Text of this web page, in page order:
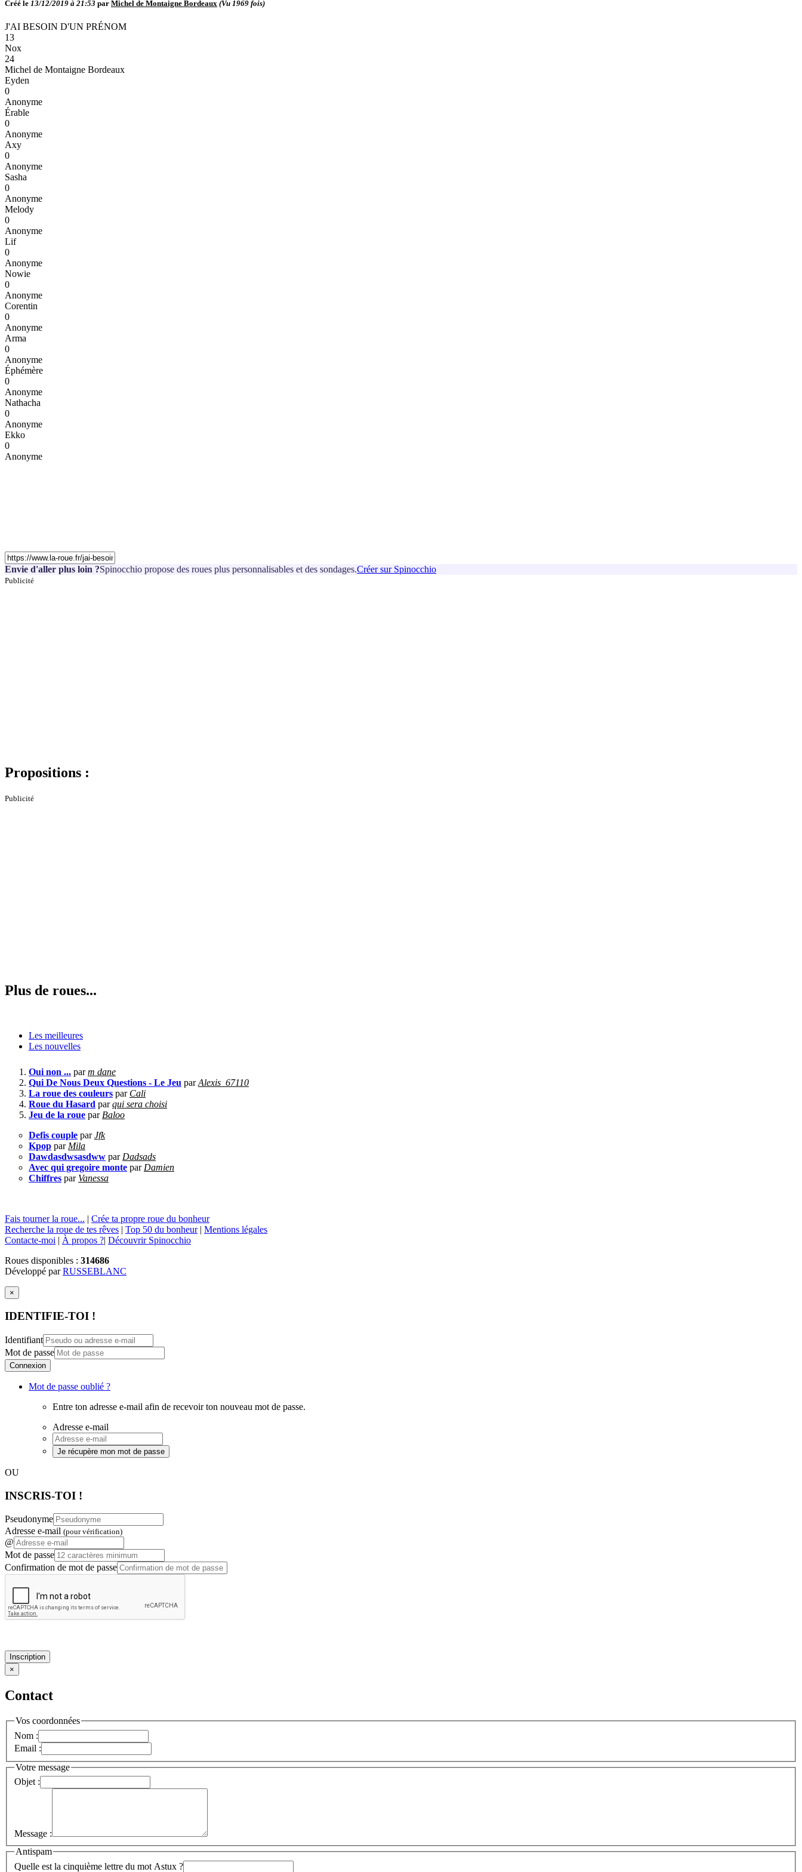
Créé le 13/12/2019 à 21:53 par Michel de Montaigne Bordeaux (Vu 1969 fois)
J'AI BESOIN D'UN PRÉNOM
13
Nox
24
Michel de Montaigne Bordeaux
Eyden
0
Anonyme
Érable
0
Anonyme
Axy
0
Anonyme
Sasha
0
Anonyme
Melody
0
Anonyme
Lif
0
Anonyme
Nowie
0
Anonyme
Corentin
0
Anonyme
Arma
0
Anonyme
Éphémère
0
Anonyme
Nathacha
0
Anonyme
Ekko
0
Anonyme
Envie d'aller plus loin ?Spinocchio propose des roues plus personnalisables et des sondages.Créer sur Spinocchio
Publicité
Propositions :
Publicité
Plus de roues...
Les meilleures
Les nouvelles
Oui non ... parm dane
Qui De Nous Deux Questions - Le Jeu parAlexis_67110
La roue des couleurs par Cali
Roue du Hasard parqui sera choisi
Jeu de la roue par Baloo
Defis couple parJfk
Kpop par Mila
Dawdasdwsasdww par Dadsads
Avec qui gregoire monte par Damien
Chiffres par Vanessa
Fais tourner la roue... | Crée ta propre roue du bonheur
Recherche la roue de tes rêves | Top 50 du bonheur| Mentions légales
Contacte-moi | À propos ?| Découvrir Spinocchio
Roues disponibles : 314686
Développé parRUSSEBLANC
×
IDENTIFIE-TOI !
Identifiant
Mot de passe
Connexion
Mot de passe oublié ?
Entre ton adresse e-mail afin de recevoir ton nouveau mot de passe.
Adresse e-mail
Je récupère mon mot de passe
OU
INSCRIS-TOI !
Pseudonyme
Adresse e-mail (pour vérification)
@
Mot de passe
Confirmation de mot de passe
Inscription
×
Contact
Vos coordonnées
Nom :
Email :
Votre message
Objet :
Message :
Antispam
Quelle est la cinquième lettre du mot Astux ?